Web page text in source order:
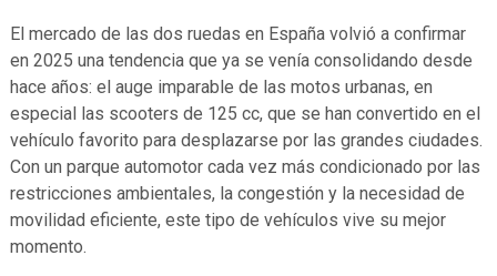
El mercado de las dos ruedas en España volvió a confirmar
en 2025 una tendencia que ya se venía consolidando desde
hace años: el auge imparable de las motos urbanas, en
especial las scooters de 125 cc, que se han convertido en el
vehículo favorito para desplazarse por las grandes ciudades.
Con un parque automotor cada vez más condicionado por las
restricciones ambientales, la congestión y la necesidad de
movilidad eficiente, este tipo de vehículos vive su mejor
momento.